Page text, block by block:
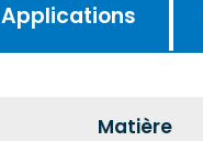
Applications
Matière